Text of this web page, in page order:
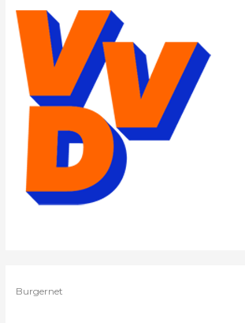
Burgernet